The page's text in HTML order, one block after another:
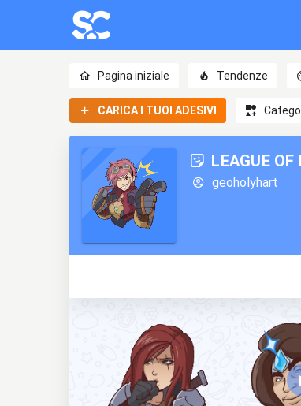
Pagina iniziale Tendenze
CARICA I TUOI ADESIVI
LEAGUE
geoholyhart